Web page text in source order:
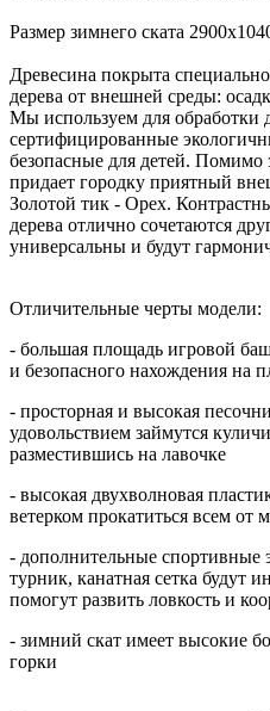
Размер зимнего ската
Древесина покрыта
дерева от внешней среды:
Мы используем для обработки
сертифицированные
безопасные для детей. Помимо
придает городку приятный
Золотой тик - Орех.
дерева отлично сочетаются
универсальны и будут
Отличительные черты модели:
- большая площадь игровой
и безопасного нахождения на
- просторная и высокая
удовольствием займутся
разместившись на лавочке
- высокая двухволновая
ветерком прокатиться всем от
- дополнительные спортивные
турник, канатная сетка будут
помогут развить ловкость и
- зимний скат имеет высокие
горки